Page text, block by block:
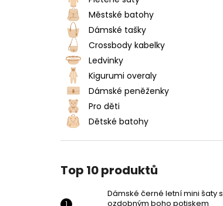
Městské batohy
Dámské tašky
Crossbody kabelky
Ledvinky
Kigurumi overaly
Dámské peněženky
Pro děti
Dětské batohy
Top 10 produktů
Dámské černé letní mini šaty s
ozdobným boho potiskem
DÁMSKÉ ČERNÉ LETNÍ MINI ŠATY S
OZDOBNÝM BOHO POTISKEM
769 Kč